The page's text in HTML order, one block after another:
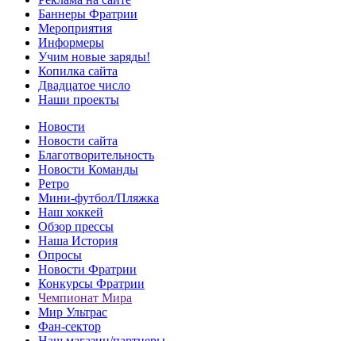
Баннеры Фратрии
Мероприятия
Информеры
Учим новые заряды!
Копилка сайта
Двадцатое число
Наши проекты
Новости
Новости сайта
Благотворительность
Новости Команды
Ретро
Мини-футбол/Пляжка
Наш хоккей
Обзор прессы
Наша История
Опросы
Новости Фратрии
Конкурсы Фратрии
Чемпионат Мира
Мир Ультрас
Фан-cектор